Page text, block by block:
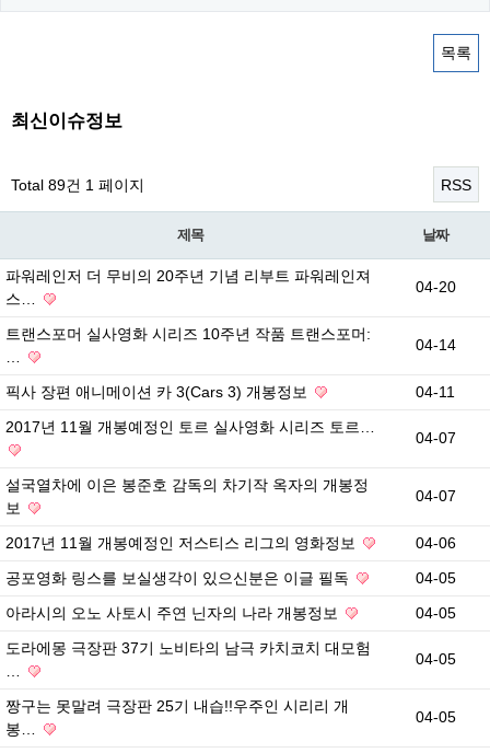
목록
최신이슈정보
Total 89건 1 페이지 RSS
제목 날짜
파워레인저 더 무비의 20주년 기념 리부트 파워레인져
스…
04-20
트랜스포머 실사영화 시리즈 10주년 작품 트랜스포머:
04-14
픽사 장편 애니메이션 카 3(Cars 3) 개봉정보
04-11
2017년 11월 개봉예정인 토르 실사영화 시리즈 토르…
04-07
설국열차에 이은 봉준호 감독의 차기작 옥자의 개봉정
보
04-07
2017년 11월 개봉예정인 저스티스 리그의 영화정보
04-06
공포영화 링스를 보실생각이 있으신분은 이글 필독
04-05
아라시의 오노 사토시 주연 닌자의 나라 개봉정보
04-05
도라에몽 극장판 37기 노비타의 남극 카치코치 대모험
04-05
짱구는 못말려 극장판 25기 내습!!우주인 시리리 개
봉…
04-05